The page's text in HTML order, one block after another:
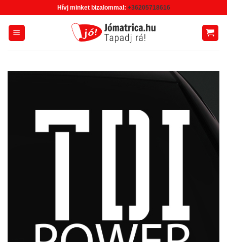
content
Hívj minket bizalommal: +36205718616